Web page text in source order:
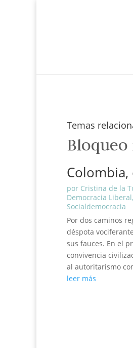
Temas
por Cristina de la
Democracia Liberal,
Socialdemocracia
Por dos caminos
déspota
sus fauces. En el
convivencia
al autoritarismo
leer más